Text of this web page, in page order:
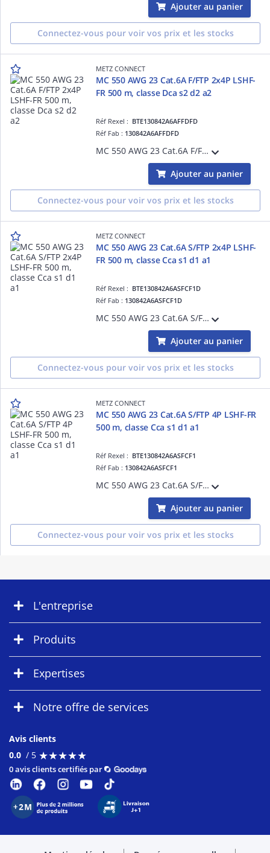
Ajouter au panier
Connectez-vous pour voir vos prix et les stocks
METZ CONNECT
MC 550 AWG 23 Cat.6A F/FTP 2x4P LSHF-
FR 500 m, classe Dca s2 d2 a2
Réf Rexel : BTE130842A6AFFDFD
Réf Fab : 130842A6AFFDFD
MC 550 AWG 23 Cat.6A F/FTP 2x4P LSHF-FR 500 m, classe Dca s2 d2 a2
Ajouter au panier
Connectez-vous pour voir vos prix et les stocks
METZ CONNECT
MC 550 AWG 23 Cat.6A S/FTP 2x4P LSHF-
FR 500 m, classe Cca s1 d1 a1
Réf Rexel : BTE130842A6ASFCF1D
Réf Fab : 130842A6ASFCF1D
MC 550 AWG 23 Cat.6A S/FTP 2x4P LSHF-FR 500 m, classe Cca s1 d1 a1
Ajouter au panier
Connectez-vous pour voir vos prix et les stocks
METZ CONNECT
MC 550 AWG 23 Cat.6A S/FTP 4P LSHF-FR
500 m, classe Cca s1 d1 a1
Réf Rexel : BTE130842A6ASFCF1
Réf Fab : 130842A6ASFCF1
MC 550 AWG 23 Cat.6A S/FTP 4P LSHF-FR 500 m, classe Cca s1 d1 a1
Ajouter au panier
Connectez-vous pour voir vos prix et les stocks
L'entreprise
Produits
Expertises
Notre offre de services
Avis clients
0.0 / 5 ★★★★★
★★★★★
0 avis clients certifiés par